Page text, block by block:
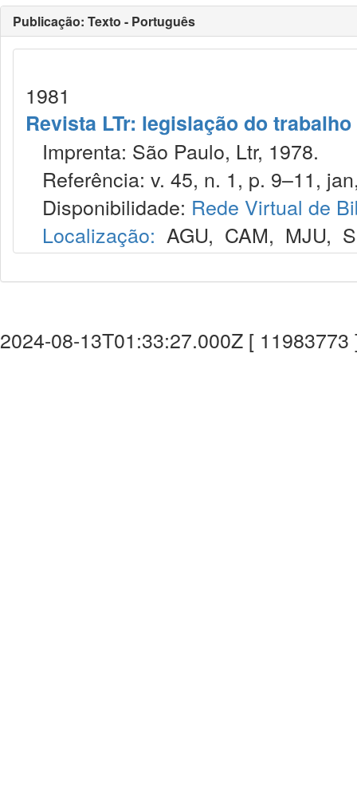
Publicação: Texto - Português
1981
Revista LTr: legislação do trabalho
Imprenta: São Paulo, Ltr, 1978.
Referência: v. 45, n. 1, p. 9–11,
Disponibilidade: Rede Virtual de
Localização: AGU, CAM, MJU,
2024-08-13T01:33:27.000Z [ 11983773